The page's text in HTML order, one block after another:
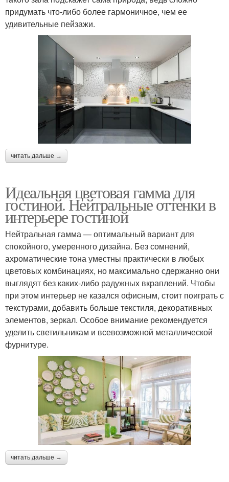
придумать что-либо более гармоничное, чем ее
удивительные пейзажи.
читать дальше →
Идеальная цветовая гамма для
гостиной. Нейтральные оттенки в
интерьере гостиной
Нейтральная гамма — оптимальный вариант для
спокойного, умеренного дизайна. Без сомнений,
ахроматические тона уместны практически в любых
цветовых комбинациях, но максимально сдержанно они
выглядят без каких-либо радужных вкраплений. Чтобы
при этом интерьер не казался офисным, стоит поиграть с
текстурами, добавить больше текстиля, декоративных
элементов, зеркал. Особое внимание рекомендуется
уделить светильникам и всевозможной металлической
фурнитуре.
читать дальше →